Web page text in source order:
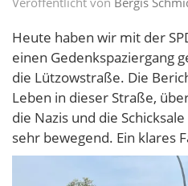
Heute haben wir mit der
einen Gedenkspaziergang
die Lützowstraße. Die
Leben in dieser Straße,
die Nazis und die
sehr bewegend. Ein klares